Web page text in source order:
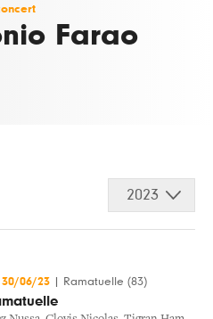
Farao
2023
30/06/23 Ramatuelle (83)